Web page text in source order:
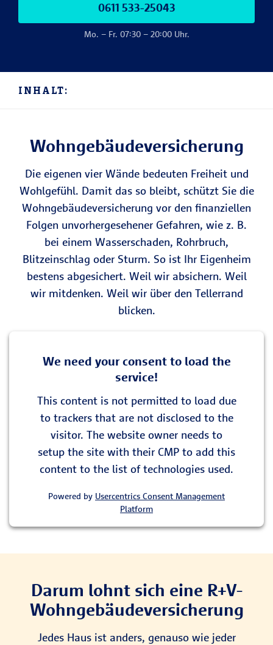
0611 533-25043
Mo. – Fr. 07:30 – 20:00 Uhr.
INHALT:
Wohngebäude­versicherung
Die eigenen vier Wände bedeuten Freiheit und
Wohlgefühl. Damit das so bleibt, schützt Sie die
Wohngebäudeversicherung vor den finanziellen
Folgen unvorhergesehener Gefahren, wie z. B.
bei einem Wasserschaden, Rohrbruch,
Blitzeinschlag oder Sturm. So ist Ihr Eigenheim
bestens abgesichert. Weil wir absichern. Weil
wir mitdenken. Weil wir über den Tellerrand
blicken.
We need your consent to load the
service!
This content is not permitted to load due
to trackers that are not disclosed to the
visitor. The website owner needs to
setup the site with their CMP to add this
content to the list of technologies used.
Powered by Usercentrics Consent Management
Platform
Darum lohnt sich eine R+V-
Wohngebäudeversicherung
Jedes Haus ist anders, genauso wie jeder